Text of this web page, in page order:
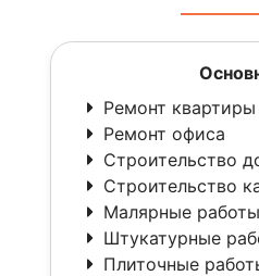
Ремонт
Ремонт офиса
Строительство
Строительство
Малярные работы
Штукатурные
Плиточные